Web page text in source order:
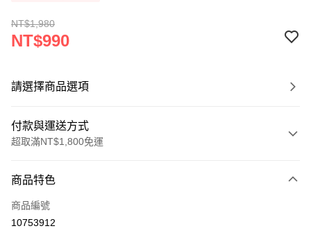
NT$1,980
NT$990
請選擇商品選項
付款與運送方式
超取滿NT$1,800免運
信用卡一次付款
超商取貨付款
商品特色
商品編號
10753912